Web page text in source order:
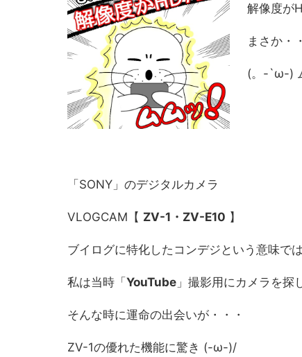
解像度が
まさか・
(。-`ω-)
「SONY」のデジタルカメラ
VLOGCAM【 ZV-1・ZV-E10 】
ブイログに特化したコンデジという意味で
私は当時「YouTube 」撮影用にカメラを探
そんな時に運命の出会いが・・・
ZV-1の優れた機能に驚き (-ω-)/